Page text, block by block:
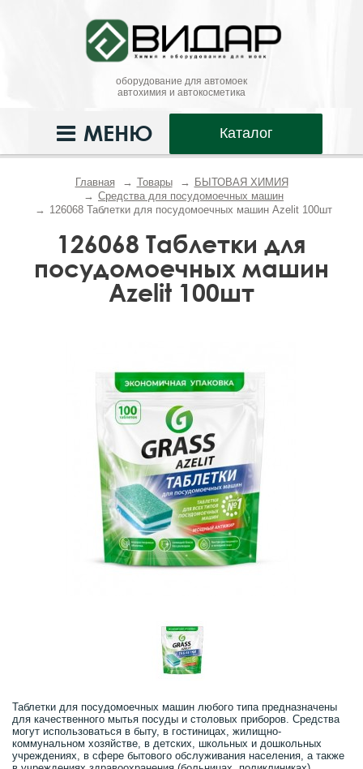
оборудование для автомоек
автохимия и автокосметика
Каталог
МЕНЮ
Главная Товары
БЫТОВАЯ ХИМИЯ
Средства для посудомоечных машин
126068 Таблетки для посудомоечных машин Azelit 100шт
126068 Таблетки для
посудомоечных машин
Azelit 100шт
Таблетки для посудомоечных машин любого типа предназначены
для качественного мытья посуды и столовых приборов. Средства
могут использоваться в быту, в гостиницах, жилищно-
коммунальном хозяйстве, в детских, школьных и дошкольных
учреждениях, в сфере бытового обслуживания населения, а также